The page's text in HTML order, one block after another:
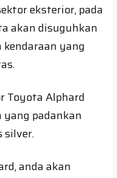
eksterior, pada
akan disuguhkan
yang
Toyota Alphard
padankan
silver.
anda akan